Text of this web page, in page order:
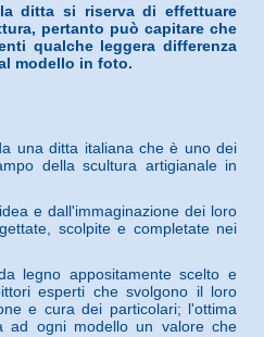
ditta si riserva di effettuare
pertanto può capitare che
qualche leggera differenza
modello in foto.
una ditta italiana che è uno dei
della scultura artigianale in
e dall'immaginazione dei loro
scolpite e completate nei
legno appositamente scelto e
esperti che svolgono il loro
e cura dei particolari; l'ottima
ad ogni modello un valore che